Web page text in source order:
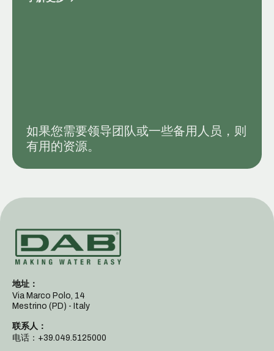
如果您需要领导团队或一些备用人员，则
有用的资源。
地址：
Via Marco Polo, 14
Mestrino (PD) - Italy
联系人：
电话：+39.049.5125000